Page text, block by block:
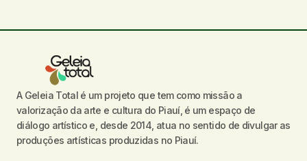
A Geleia Total é um projeto que tem como missão a
valorização da arte e cultura do Piauí, é um espaço de
diálogo artístico e, desde 2014, atua no sentido de divulgar as
produções artísticas produzidas no Piauí.